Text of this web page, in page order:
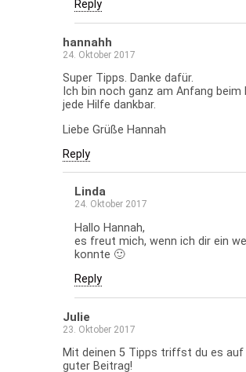
Reply
hannahh
24. Oktober 2017
Super Tipps. Danke dafür.
Ich bin noch ganz am Anfang beim
jede Hilfe dankbar.
Liebe Grüße Hannah
Reply
Linda
24. Oktober 2017
Hallo Hannah,
es freut mich, wenn ich dir ein
konnte 🙂
Reply
Julie
23. Oktober 2017
Mit deinen 5 Tipps triffst du es auf
guter Beitrag!